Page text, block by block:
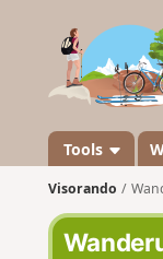
Tools
Visorando